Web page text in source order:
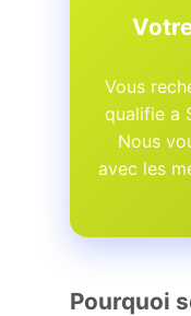
Vous
qualifie a
Nous
avec les
Pourquoi